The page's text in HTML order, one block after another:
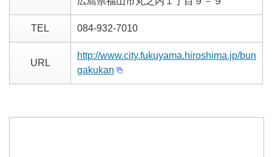
TEL 084-932-7010
URL
http://www.city.fukuyama.hiroshima.jp/bun
gakukan